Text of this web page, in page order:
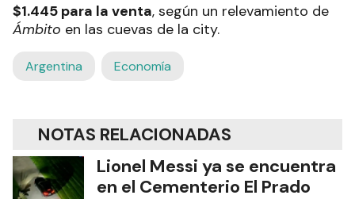
$1.445 para la venta, según un relevamiento de
Ámbito en las cuevas de la city.
Argentina Economía
NOTAS RELACIONADAS
Lionel Messi ya se encuentra
en el Cementerio El Prado